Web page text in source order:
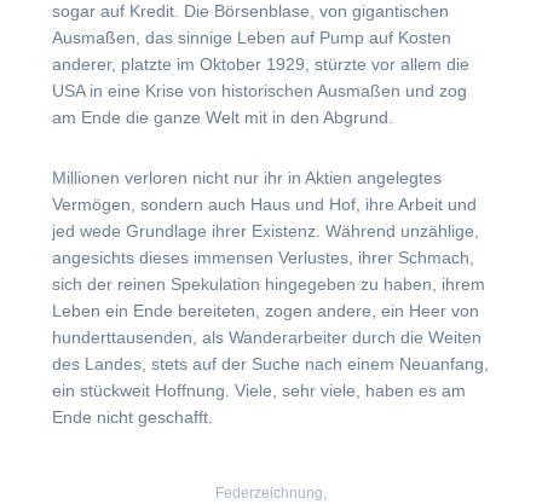
sogar auf Kredit. Die Börsenblase, von gigantischen
Ausmaßen, das sinnige Leben auf Pump auf Kosten
anderer, platzte im Oktober 1929, stürzte vor allem die
USA in eine Krise von historischen Ausmaßen und zog
am Ende die ganze Welt mit in den Abgrund.
Millionen verloren nicht nur ihr in Aktien angelegtes
Vermögen, sondern auch Haus und Hof, ihre Arbeit und
jed wede Grundlage ihrer Existenz. Während unzählige,
angesichts dieses immensen Verlustes, ihrer Schmach,
sich der reinen Spekulation hingegeben zu haben, ihrem
Leben ein Ende bereiteten, zogen andere, ein Heer von
hunderttausenden, als Wanderarbeiter durch die Weiten
des Landes, stets auf der Suche nach einem Neuanfang,
ein stückweit Hoffnung. Viele, sehr viele, haben es am
Ende nicht geschafft.
Federzeichnung,